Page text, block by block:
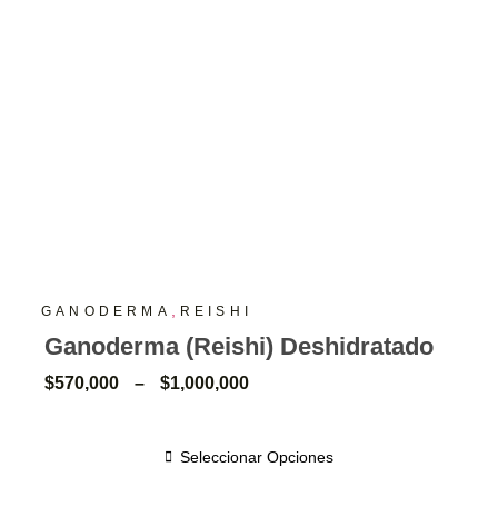
GANODERMA REISHI
Ganoderma (Reishi) Deshidratado
$570,000 – $1,000,000
Seleccionar Opciones